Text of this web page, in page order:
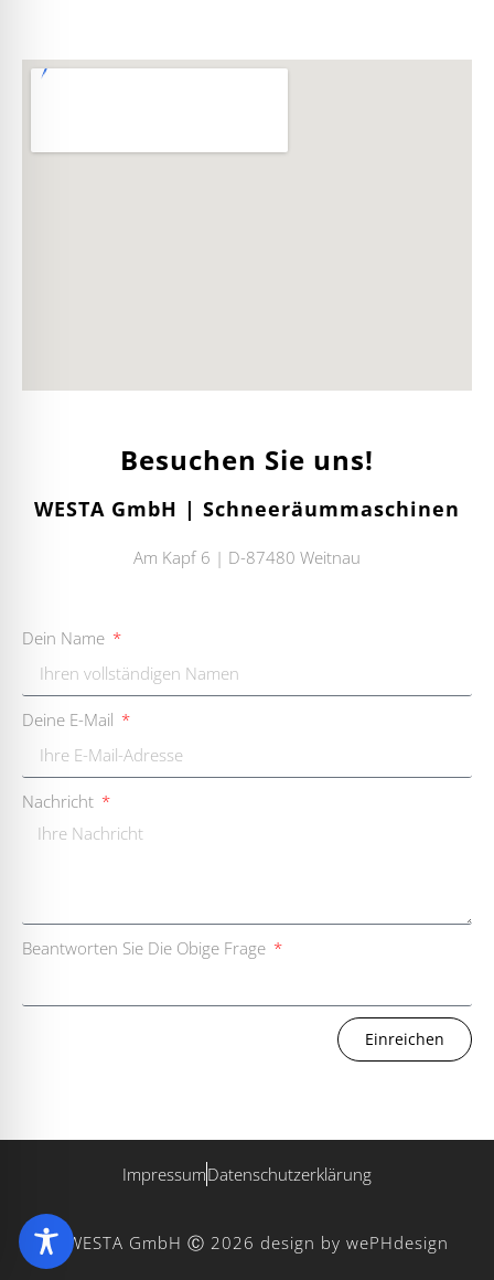
Besuchen Sie uns!
WESTA GmbH | Schneeräummaschinen
Am Kapf 6 | D-87480 Weitnau
Dein Name
Deine E-Mail
Nachricht
Beantworten Sie Die Obige Frage
Einreichen
WESTA GmbH Ⓒ 2026 design by wePHdesign
ImpressumDatenschutzerklärung